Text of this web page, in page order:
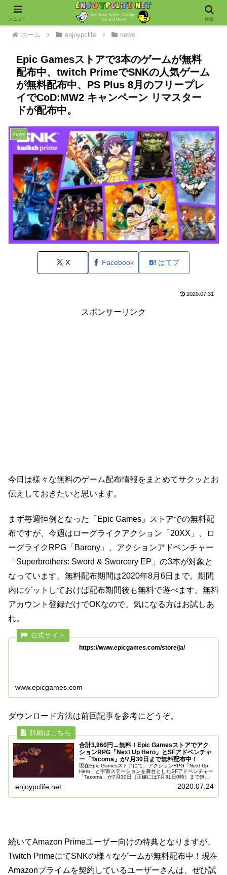
ホーム enjoypclife news
Epic Gamesストアで3本のゲームが無料
配布中、twitch PrimeでSNKの人気ゲーム
が無料配布中、PS Plus 8月のフリープレ
イでCoD:MW2 キャンペーン リマスター
ドが配布中。
news
X Facebook はてブ
2020.07.31
スポンサーリンク
今日は様々な無料のゲーム配布情報をまとめてサクッとお
伝えしておきたいと思います。
まず毎週恒例となった「Epic Games」ストアでの無料配
布ですが、今週はローグライクアクション「20XX」、ロ
ーグライクRPG「Barony」、アクションアドベンチャー
「Superbrothers: Sword & Sworcery EP」の3本が対象と
なっています。無料配布期間は2020年8月6日まで。期間
内にゲットしておけば配布期間後も無料で遊べます。無料
アカウント登録だけでOKなので、気になる方はお試しあ
れ。
https://www.epicgames.com/store/ja/
www.epicgames.com
ダウンロード方法は前回記事を参考にどうぞ。
合計3,960円→無料！Epic Gamesストアでアク
ションRPG「Next Up Hero」とSFアドベンチャ
ー「Tacoma」が7月30日まで無料配布中！
現在Epic Gamesストアにて、アクションRPG「Next Up
Hero」と宇宙ステーションを舞台としたSFアドベンチャー
「Tacoma」が7月30日（正確には7月31日0時）まで無料
enjoypclife.net 2020.07.24
続いてAmazon Primeユーザー向けの特典となりますが、
Twitch PrimeにてSNKの様々なゲームが無料配布中！現在
Amazonプライムを契約しているユーザーさんは、ぜひ試
メニュー 検索